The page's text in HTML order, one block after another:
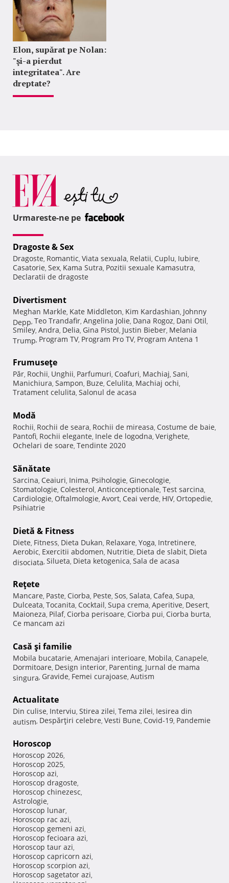
Elon, supărat pe Nolan:
"şi-a pierdut
integritatea". Are
dreptate?
Urmareste-ne pe
Dragoste & Sex
Dragoste, Romantic, Viata sexuala, Relatii, Cuplu, Iubire,
Casatorie, Sex, Kama Sutra, Pozitii sexuale Kamasutra,
Declaratii de dragoste
Divertisment
Meghan Markle, Kate Middleton, Kim Kardashian, Johnny
Depp, Teo Trandafir, Angelina Jolie, Dana Rogoz, Dani Otil,
Smiley, Andra, Delia, Gina Pistol, Justin Bieber, Melania
Trump, Program TV, Program Pro TV, Program Antena 1
Frumuseţe
Păr, Rochii, Unghii, Parfumuri, Coafuri, Machiaj, Sani,
Manichiura, Sampon, Buze, Celulita, Machiaj ochi,
Tratament celulita, Salonul de acasa
Modă
Rochii, Rochii de seara, Rochii de mireasa, Costume de baie,
Pantofi, Rochii elegante, Inele de logodna, Verighete,
Ochelari de soare, Tendinte 2020
Sănătate
Sarcina, Ceaiuri, Inima, Psihologie, Ginecologie,
Stomatologie, Colesterol, Anticonceptionale, Test sarcina,
Cardiologie, Oftalmologie, Avort, Ceai verde, HIV, Ortopedie,
Psihiatrie
Dietă & Fitness
Diete, Fitness, Dieta Dukan, Relaxare, Yoga, Intretinere,
Aerobic, Exercitii abdomen, Nutritie, Dieta de slabit, Dieta
disociata, Silueta, Dieta ketogenica, Sala de acasa
Reţete
Mancare, Paste, Ciorba, Peste, Sos, Salata, Cafea, Supa,
Dulceata, Tocanita, Cocktail, Supa crema, Aperitive, Desert,
Maioneza, Pilaf, Ciorba perisoare, Ciorba pui, Ciorba burta,
Ce mancam azi
Casă şi familie
Mobila bucatarie, Amenajari interioare, Mobila, Canapele,
Dormitoare, Design interior, Parenting, Jurnal de mama
singura, Gravide, Femei curajoase, Autism
Actualitate
Din culise, Interviu, Stirea zilei, Tema zilei, Iesirea din
autism, Despărţiri celebre, Vesti Bune, Covid-19, Pandemie
Horoscop
Horoscop 2026,
Horoscop 2025,
Horoscop azi,
Horoscop dragoste,
Horoscop chinezesc,
Astrologie,
Horoscop lunar,
Horoscop rac azi,
Horoscop gemeni azi,
Horoscop fecioara azi,
Horoscop taur azi,
Horoscop capricorn azi,
Horoscop scorpion azi,
Horoscop sagetator azi,